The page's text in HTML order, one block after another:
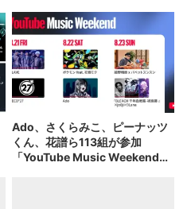
Ado、さくらみこ、ピーナッツ
くん、花譜ら113組が参加
「YouTube Music Weekend」